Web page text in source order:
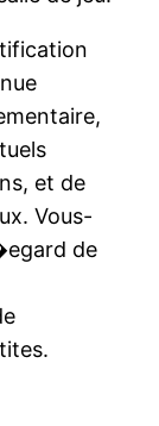
et de
Vous-
de